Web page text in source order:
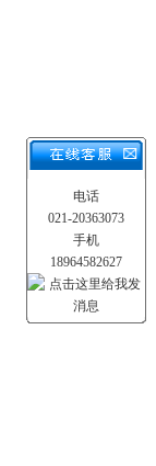
电话
021-20363073
手机
18964582627